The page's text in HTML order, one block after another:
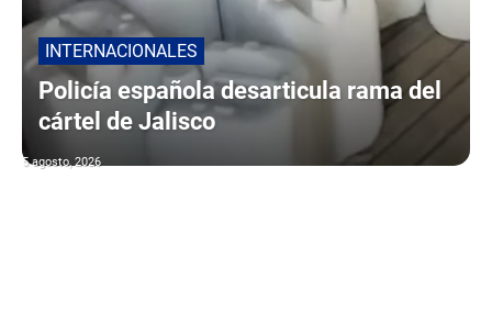
INTERNACIONALES
Policía española desarticula rama del
cártel de Jalisco
5 agosto, 2026